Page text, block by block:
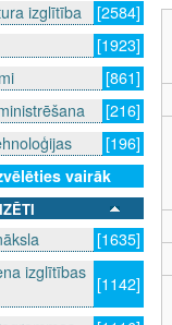
izglītība
[2584]
[1923]
[861]
[216]
[196]
vairāk
[1635]
izglītības
[1142]